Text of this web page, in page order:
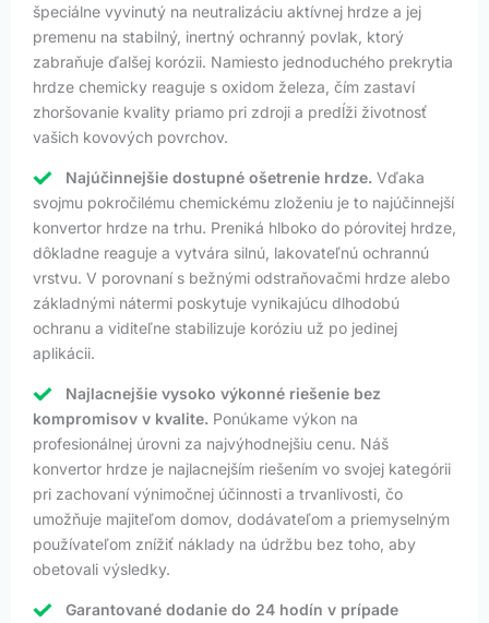
špeciálne vyvinutý na neutralizáciu aktívnej hrdze a jej
premenu na stabilný, inertný ochranný povlak, ktorý
zabraňuje ďalšej korózii. Namiesto jednoduchého prekrytia
hrdze chemicky reaguje s oxidom železa, čím zastaví
zhoršovanie kvality priamo pri zdroji a predĺži životnosť
vašich kovových povrchov.
Najúčinnejšie dostupné ošetrenie hrdze. Vďaka
svojmu pokročilému chemickému zloženiu je to najúčinnejší
konvertor hrdze na trhu. Preniká hlboko do pórovitej hrdze,
dôkladne reaguje a vytvára silnú, lakovateľnú ochrannú
vrstvu. V porovnaní s bežnými odstraňovačmi hrdze alebo
základnými nátermi poskytuje vynikajúcu dlhodobú
ochranu a viditeľne stabilizuje koróziu už po jedinej
aplikácii.
Najlacnejšie vysoko výkonné riešenie bez
kompromisov v kvalite. Ponúkame výkon na
profesionálnej úrovni za najvýhodnejšiu cenu. Náš
konvertor hrdze je najlacnejším riešením vo svojej kategórii
pri zachovaní výnimočnej účinnosti a trvanlivosti, čo
umožňuje majiteľom domov, dodávateľom a priemyselným
používateľom znížiť náklady na údržbu bez toho, aby
obetovali výsledky.
Garantované dodanie do 24 hodín v prípade